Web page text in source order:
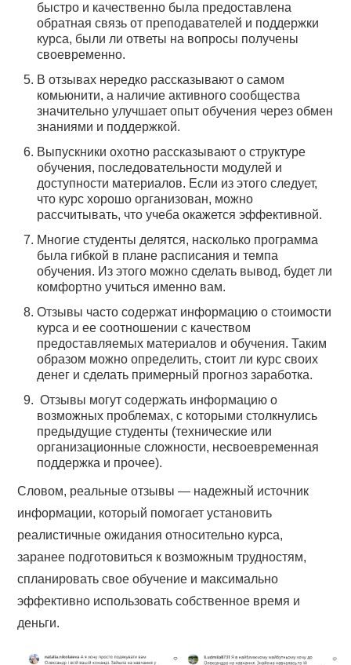
быстро и качественно была предоставлена
обратная связь от преподавателей и поддержки
курса, были ли ответы на вопросы получены
своевременно.
В отзывах нередко рассказывают о самом
комьюнити, а наличие активного сообщества
значительно улучшает опыт обучения через обмен
знаниями и поддержкой.
Выпускники охотно рассказывают о структуре
обучения, последовательности модулей и
доступности материалов. Если из этого следует,
что курс хорошо организован, можно
рассчитывать, что учеба окажется эффективной.
Многие студенты делятся, насколько программа
была гибкой в плане расписания и темпа
обучения. Из этого можно сделать вывод, будет ли
комфортно учиться именно вам.
Отзывы часто содержат информацию о стоимости
курса и ее соотношении с качеством
предоставляемых материалов и обучения. Таким
образом можно определить, стоит ли курс своих
денег и сделать примерный прогноз заработка.
Отзывы могут содержать информацию о
возможных проблемах, с которыми столкнулись
предыдущие студенты (технические или
организационные сложности, несвоевременная
поддержка и прочее).
Словом, реальные отзывы — надежный источник
информации, который помогает установить
реалистичные ожидания относительно курса,
заранее подготовиться к возможным трудностям,
спланировать свое обучение и максимально
эффективно использовать собственное время и
деньги.